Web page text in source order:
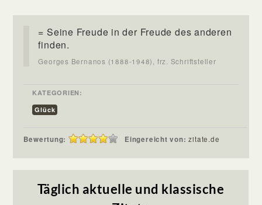
= Seine Freude in der Freude des anderen
finden.
Georges Bernanos (1888-1948), frz. Schriftsteller
KATEGORIEN:
Glück
Bewertung: Eingereicht von:zitate.de